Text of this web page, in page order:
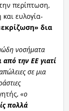
περίπτωση,
ευλογία-
δια
νοσήματα
την ΕΕ γιατί
σε μια
«ο
πολλά